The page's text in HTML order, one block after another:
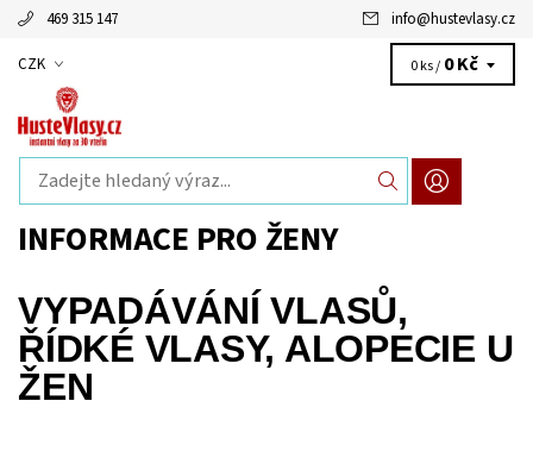
469 315 147 info@hustevlasy.cz
CZK 0 ks / 0 Kč
INFORMACE PRO ŽENY
VYPADÁVÁNÍ VLASŮ,
ŘÍDKÉ VLASY, ALOPECIE U
ŽEN